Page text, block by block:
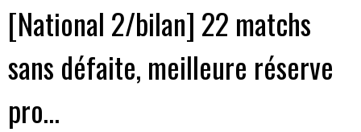
[National 2/bilan] 22 matchs
sans défaite, meilleure réserve
pro…